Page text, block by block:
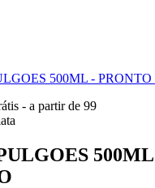
500ML - PRONTO
- a partir de 99